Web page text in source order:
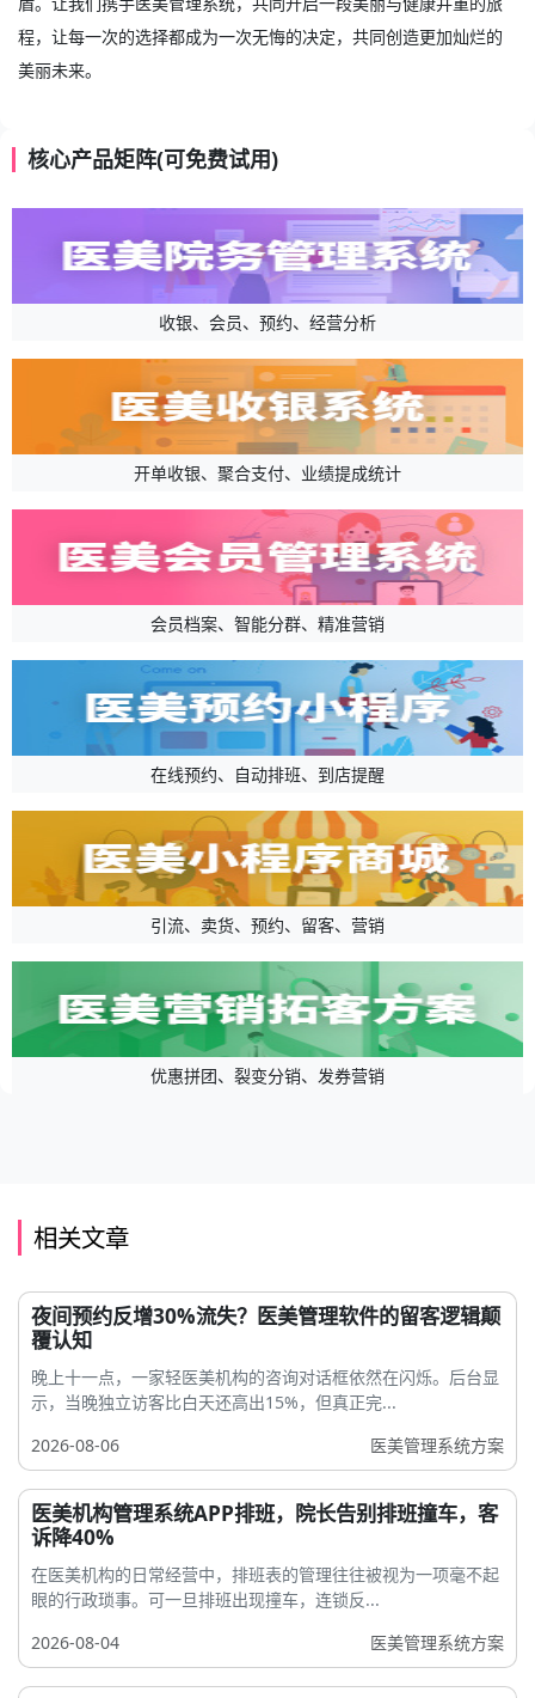
程，让每一次的选择都成为一次无悔的决定，共同创造更加灿烂的
美丽未来。
核心产品矩阵(可免费试用)
收银、会员、预约、经营分析
开单收银、聚合支付、业绩提成统计
会员档案、智能分群、精准营销
在线预约、自动排班、到店提醒
引流、卖货、预约、留客、营销
优惠拼团、裂变分销、发券营销
相关文章
夜间预约反增30%流失？医美管理软件的留客逻辑颠
覆认知
晚上十一点，一家轻医美机构的咨询对话框依然在闪烁。后台显
示，当晚独立访客比白天还高出15%，但真正完...
2026-08-06
医美管理系统方案
医美机构管理系统APP排班，院长告别排班撞车，客
诉降40%
在医美机构的日常经营中，排班表的管理往往被视为一项毫不起
眼的行政琐事。可一旦排班出现撞车，连锁反...
2026-08-04
医美管理系统方案